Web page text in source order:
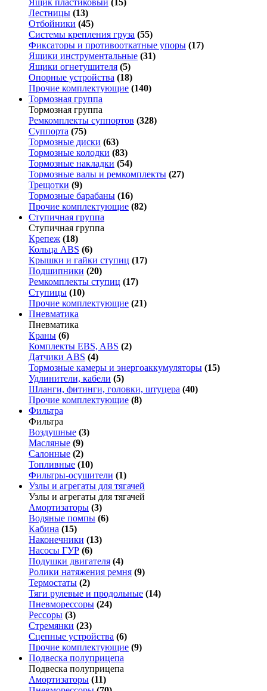
Ящик пластиковый (15)
Лестницы (13)
Отбойники (45)
Системы крепления груза (55)
Фиксаторы и противооткатные упоры (17)
Ящики инструментальные (31)
Ящики огнетушителя (5)
Опорные устройства (18)
Прочие комплектующие (140)
Тормозная группа
Тормозная группа
Ремкомплекты суппортов (328)
Суппорта (75)
Тормозные диски (63)
Тормозные колодки (83)
Тормозные накладки (54)
Тормозные валы и ремкомплекты (27)
Трещотки (9)
Тормозные барабаны (16)
Прочие комплектующие (82)
Ступичная группа
Ступичная группа
Крепеж (18)
Кольца ABS (6)
Крышки и гайки ступиц (17)
Подшипники (20)
Ремкомплекты ступиц (17)
Ступицы (10)
Прочие комплектующие (21)
Пневматика
Пневматика
Краны (6)
Комплекты EBS, ABS (2)
Датчики ABS (4)
Тормозные камеры и энергоаккумуляторы (15)
Удлинители, кабели (5)
Шланги, фитинги, головки, штуцера (40)
Прочие комплектующие (8)
Фильтра
Фильтра
Воздушные (3)
Масляные (9)
Салонные (2)
Топливные (10)
Фильтры-осушители (1)
Узлы и агрегаты для тягачей
Узлы и агрегаты для тягачей
Амортизаторы (3)
Водяные помпы (6)
Кабина (15)
Наконечники (13)
Насосы ГУР (6)
Подушки двигателя (4)
Ролики натяжения ремня (9)
Термостаты (2)
Тяги рулевые и продольные (14)
Пневморессоры (24)
Рессоры (3)
Стремянки (23)
Сцепные устройства (6)
Прочие комплектующие (9)
Подвеска полуприцепа
Подвеска полуприцепа
Амортизаторы (11)